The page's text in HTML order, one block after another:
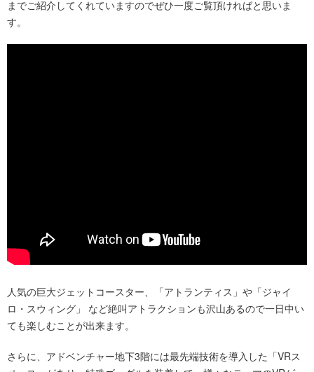
までご紹介してくれていますのでぜひ一度ご覧頂ければと思いま
す。
人気の巨大ジェットコースター、「アトランティス」や「ジャイ
ロ・スウィング」 など絶叫アトラクションも沢山あるので一日中い
ても楽しむことが出来ます。
さらに、アドベンチャー地下3階には最先端技術を導入した「VRス